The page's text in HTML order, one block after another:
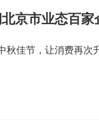
京市业态百
秋佳节，让消费再次